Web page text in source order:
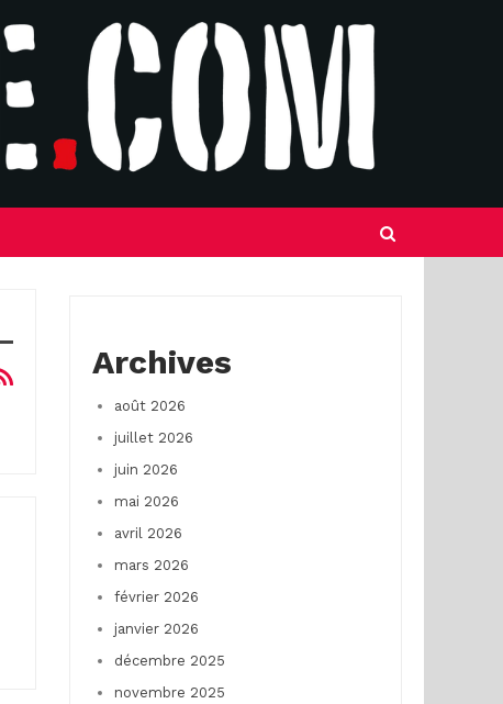
Archives
août 2026
juillet 2026
juin 2026
mai 2026
avril 2026
mars 2026
février 2026
janvier 2026
décembre 2025
novembre 2025